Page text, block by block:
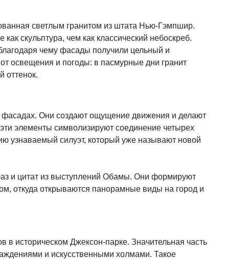
светлым гранитом из штата Нью-Гэмпшир.
скульптура, чем как классический небоскреб.
чему фасады получили цельный и
освещения и погоды: в пасмурные дни гранит
оттенок.
Они создают ощущение движения и делают
элементы символизируют соединение четырех
узнаваемый силуэт, который уже называют новой
и цитат из выступлений Обамы. Они формируют
откуда открываются панорамные виды на город и
историческом Джексон-парке. Значительная часть
и искусственными холмами. Такое